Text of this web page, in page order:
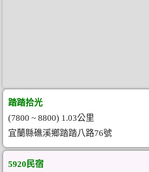
踏踏拾光
(7800 ~ 8800) 1.03公里
宜蘭縣礁溪鄉踏踏八路76號
5920民宿